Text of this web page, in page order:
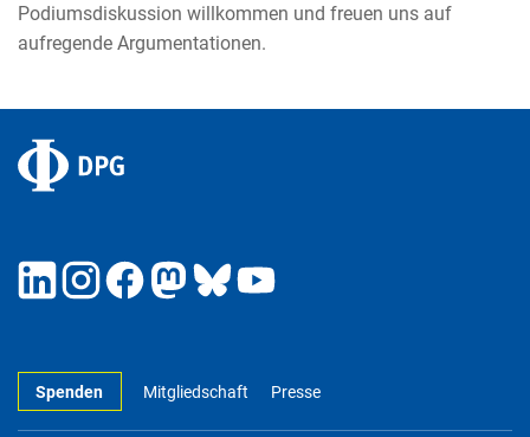
Podiumsdiskussion willkommen und freuen uns auf
aufregende Argumentationen.
Spenden Mitgliedschaft Presse